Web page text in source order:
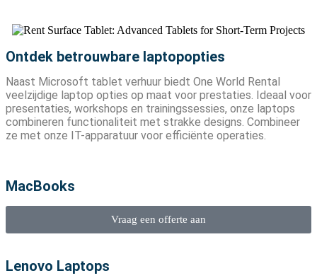
Ontdek betrouwbare laptopopties
Naast Microsoft tablet verhuur biedt One World Rental
veelzijdige laptop opties op maat voor prestaties. Ideaal voor
presentaties, workshops en trainingssessies, onze laptops
combineren functionaliteit met strakke designs. Combineer
ze met onze IT-apparatuur voor efficiënte operaties.
MacBooks
Vraag een offerte aan
Lenovo Laptops